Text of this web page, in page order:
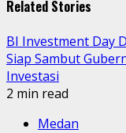
Related Stories
BI Investment Day
Siap Sambut
Investasi
2 min read
Medan